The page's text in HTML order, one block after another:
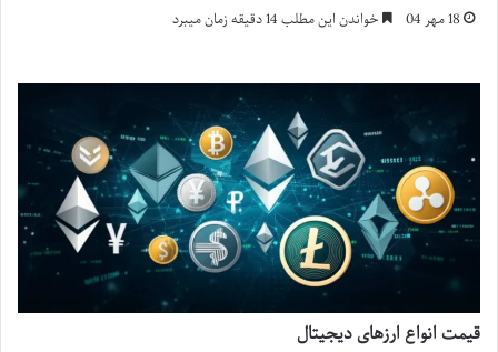
18 مهر 04 خواندن این مطلب 14 دقیقه زمان میبرد
قیمت انواع ارزهای دیجیتال